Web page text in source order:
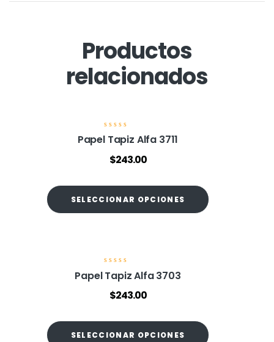
Productos
relacionados
V
a
d
o
e
n
Papel Tapiz Alfa 3711
$243.00
SELECCIONAR OPCIONES
V
d
o
e
Papel Tapiz Alfa 3703
$243.00
SELECCIONAR OPCIONES